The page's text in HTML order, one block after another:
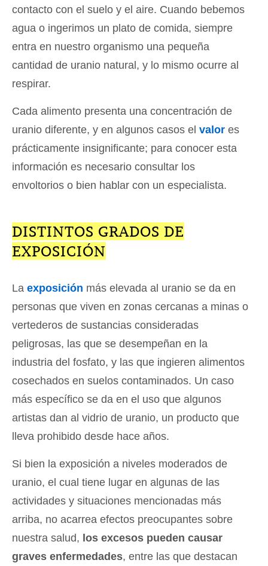
contacto con el suelo y el aire. Cuando bebemos
agua o ingerimos un plato de comida, siempre
entra en nuestro organismo una pequeña
cantidad de uranio natural, y lo mismo ocurre al
respirar.
Cada alimento presenta una concentración de
uranio diferente, y en algunos casos el valor es
prácticamente insignificante; para conocer esta
información es necesario consultar los
envoltorios o bien hablar con un especialista.
DISTINTOS GRADOS DE
EXPOSICIÓN
La exposición más elevada al uranio se da en
personas que viven en zonas cercanas a minas o
vertederos de sustancias consideradas
peligrosas, las que se desempeñan en la
industria del fosfato, y las que ingieren alimentos
cosechados en suelos contaminados. Un caso
más específico se da en el uso que algunos
artistas dan al vidrio de uranio, un producto que
lleva prohibido desde hace años.
Si bien la exposición a niveles moderados de
uranio, el cual tiene lugar en algunas de las
actividades y situaciones mencionadas más
arriba, no acarrea efectos preocupantes sobre
nuestra salud, los excesos pueden causar
graves enfermedades, entre las que destacan